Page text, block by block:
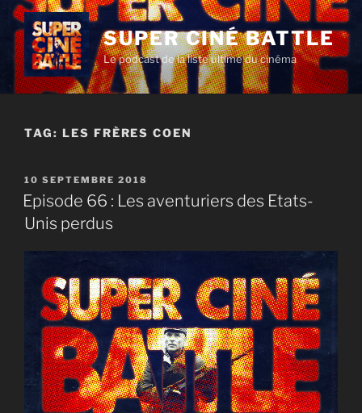
Aller
contenu
principal
SUPER CINÉ BATTLE
Le podcast de la liste ultime du cinéma
TAG: LES FRÈRES COEN
PUBLIÉ
LE
10 SEPTEMBRE 2018
Episode 66 : Les aventuriers des Etats-
Unis perdus